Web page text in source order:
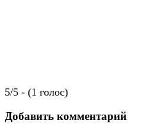
5/5 - (1 голос)
Добавить комментарий